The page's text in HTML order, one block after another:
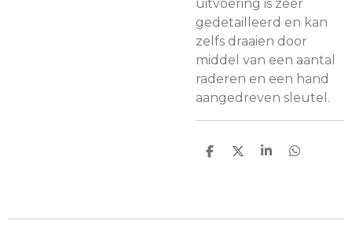
uitvoering is zeer
gedetailleerd en kan
zelfs draaien door
middel van een aantal
raderen en een hand
aangedreven sleutel.
D
D
S
D